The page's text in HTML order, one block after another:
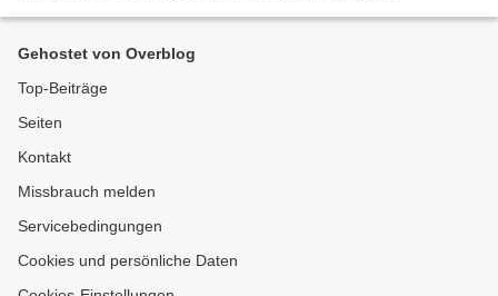
Gehostet von Overblog
Top-Beiträge
Seiten
Kontakt
Missbrauch melden
Servicebedingungen
Cookies und persönliche Daten